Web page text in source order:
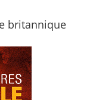
britannique